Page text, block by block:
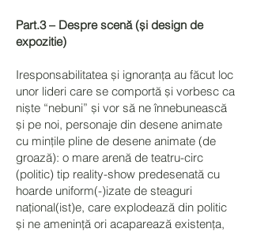
Part.3 – Despre scenă (și design de
expozitie)
Iresponsabilitatea și ignoranța au făcut loc
unor lideri care se comportă și vorbesc ca
niște “nebuni” și vor să ne înnebunească
și pe noi, personaje din desene animate
cu mințile pline de desene animate (de
groază): o mare arenă de teatru-circ
(politic) tip reality-show predesenată cu
hoarde uniform(-)izate de steaguri
național(ist)e, care explodează din politic
și ne amenință ori acaparează existența,